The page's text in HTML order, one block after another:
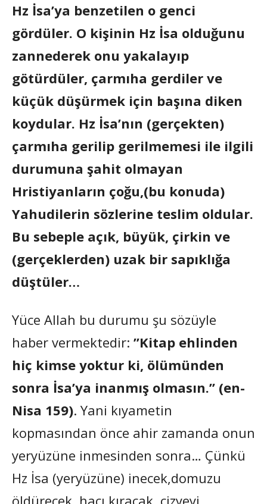
Hz İsa’ya benzetilen o genci
gördüler. O kişinin Hz İsa olduğunu
zannederek onu yakalayıp
götürdüler, çarmıha gerdiler ve
küçük düşürmek için başına diken
koydular. Hz İsa’nın (gerçekten)
çarmıha gerilip gerilmemesi ile ilgili
durumuna şahit olmayan
Hristiyanların çoğu,(bu konuda)
Yahudilerin sözlerine teslim oldular.
Bu sebeple açık, büyük, çirkin ve
(gerçeklerden) uzak bir sapıklığa
düştüler…
Yüce Allah bu durumu şu sözüyle
haber vermektedir: ”Kitap ehlinden
hiç kimse yoktur ki, ölümünden
sonra İsa’ya inanmış olmasın.” (en-
Nisa 159). Yani kıyametin
kopmasından önce ahir zamanda onun
yeryüzüne inmesinden sonra… Çünkü
Hz İsa (yeryüzüne) inecek,domuzu
öldürecek, haçı kıracak, cizyeyi